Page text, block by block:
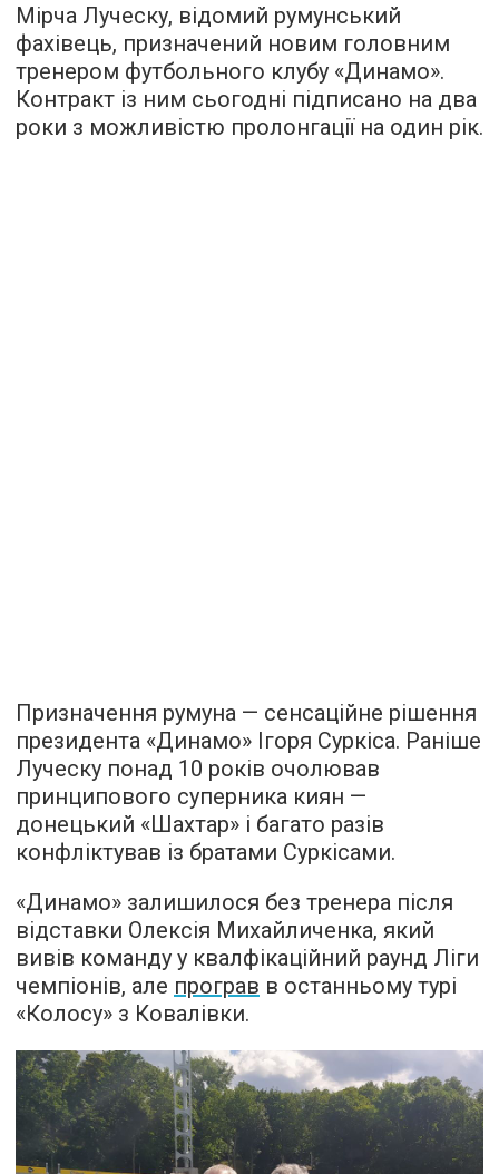
Мірча Луческу, відомий румунський
фахівець, призначений новим головним
тренером футбольного клубу «Динамо».
Контракт із ним сьогодні підписано на два
роки з можливістю пролонгації на один рік.
Призначення румуна — сенсаційне рішення
президента «Динамо» Ігоря Суркіса. Раніше
Луческу понад 10 років очолював
принципового суперника киян —
донецький «Шахтар» і багато разів
конфліктував із братами Суркісами.
«Динамо» залишилося без тренера після
відставки Олексія Михайличенка, який
вивів команду у квалфікаційний раунд Ліги
чемпіонів, але програв в останньому турі
«Колосу» з Ковалівки.